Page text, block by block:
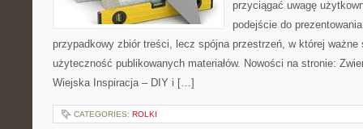
przyciągać uwagę
podejście do
przypadkowy zbiór treści, lecz spójna przestrzeń, w której
użyteczność publikowanych materiałów. Nowości na stronie:
Wiejska Inspiracja – DIY i […]
CATEGORIES: ROLKI